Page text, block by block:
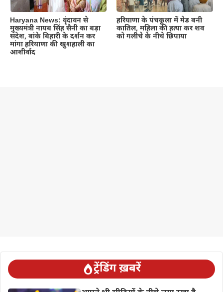
Haryana News: वृंदावन से
मुख्यमंत्री नायब सिंह सैनी का बड़ा
संदेश, बांके बिहारी के दर्शन कर
मांगा हरियाणा की खुशहाली का
आशीर्वाद
हरियाणा के पंचकूला में मेड बनी
कातिल, महिला की हत्या कर शव
को गलीचे के नीचे छिपाया
ट्रेंडिंग ख़बरें